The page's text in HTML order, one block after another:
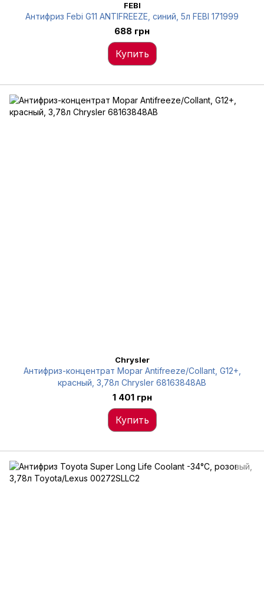
FEBI
Антифриз Febi G11 ANTIFREEZE, синий, 5л FEBI 171999
688 грн
Купить
Chrysler
Антифриз-концентрат Mopar Antifreeze/Collant, G12+,
красный, 3,78л Chrysler 68163848AB
1 401 грн
Купить